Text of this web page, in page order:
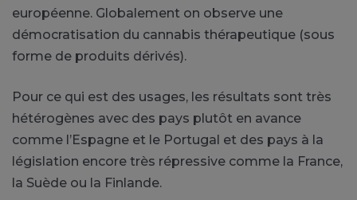
européenne. Globalement on observe une
démocratisation du cannabis thérapeutique (sous
forme de produits dérivés).
Pour ce qui est des usages, les résultats sont très
hétérogènes avec des pays plutôt en avance
comme l’Espagne et le Portugal et des pays à la
législation encore très répressive comme la France,
la Suède ou la Finlande.